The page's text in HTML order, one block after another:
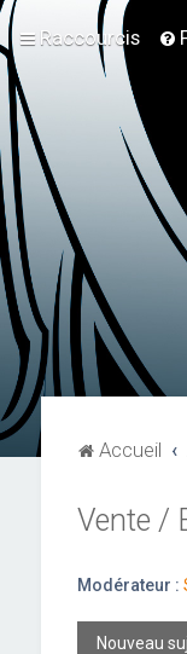
Raccourcis
Accueil
Vente /
Modérateur :
Nouveau